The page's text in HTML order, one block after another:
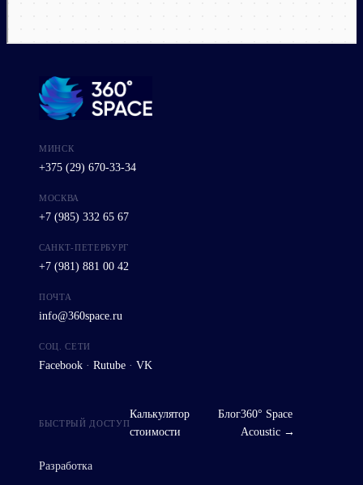
МИНСК
+375 (29) 670-33-34
МОСКВА
+7 (985) 332 65 67
САНКТ-ПЕТЕРБУРГ
+7 (981) 881 00 42
ПОЧТА
info@360space.ru
СОЦ. СЕТИ
Facebook · Rutube · VK
Разработка
БЫСТРЫЙ ДОСТУП
Калькулятор
стоимости
Блог360° Space
Acoustic →